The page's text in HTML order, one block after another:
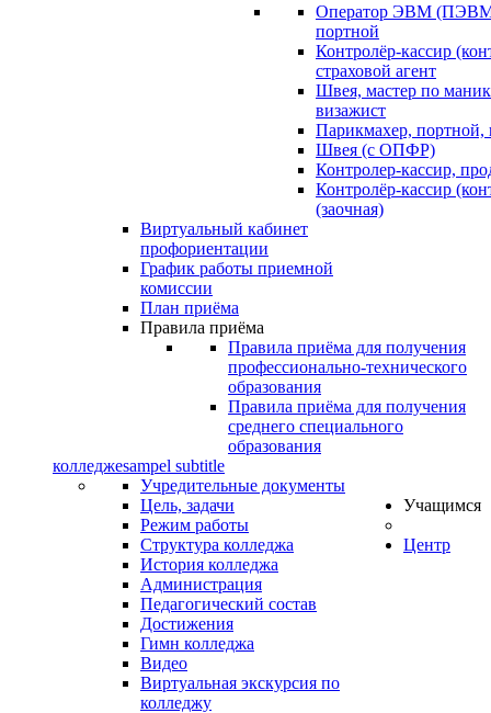
Оператор ЭВМ
портной
Контролёр-кассир
страховой агент
Швея, мастер по
визажист
Парикмахер, портной,
Швея (с ОПФР)
Контролер-кассир,
Контролёр-кассир
(заочная)
Виртуальный кабинет
профориентации
График работы приемной
комиссии
План приёма
Правила приёма
Правила приёма для получения
профессионально-технического
образования
Правила приёма для получения
среднего специального
образования
колледжеsampel subtitle
Учредительные документы
Цель, задачи
Режим работы
Структура колледжа
История колледжа
Администрация
Педагогический состав
Достижения
Гимн колледжа
Видео
Виртуальная экскурсия по
колледжу
Учащимся
Центр